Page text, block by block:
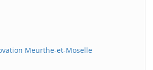
Meurthe-et-Moselle